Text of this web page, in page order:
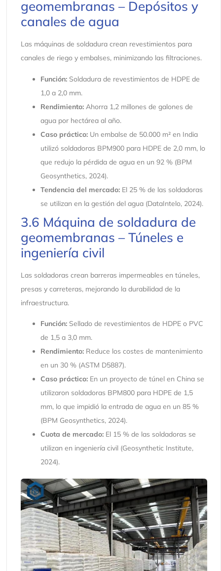
geomembranas – Depósitos y
canales de agua
Las máquinas de soldadura crean revestimientos para
canales de riego y embalses, minimizando las filtraciones.
Función:Soldadura de revestimientos de HDPE de
1,0 a 2,0 mm.
Rendimiento:Ahorra 1,2 millones de galones de
agua por hectárea al año.
Caso práctico:Un embalse de 50.000 m² en India
utilizó soldadoras BPM900 para HDPE de 2,0 mm, lo
que redujo la pérdida de agua en un 92 % (BPM
Geosynthetics, 2024).
Tendencia del mercado:El 25 % de las soldadoras
se utilizan en la gestión del agua (DataIntelo, 2024).
3.6 Máquina de soldadura de
geomembranas – Túneles e
ingeniería civil
Las soldadoras crean barreras impermeables en túneles,
presas y carreteras, mejorando la durabilidad de la
infraestructura.
Función:Sellado de revestimientos de HDPE o PVC
de 1,5 a 3,0 mm.
Rendimiento:Reduce los costes de mantenimiento
en un 30 % (ASTM D5887).
Caso práctico:En un proyecto de túnel en China se
utilizaron soldadoras BPM800 para HDPE de 1,5
mm, lo que impidió la entrada de agua en un 85 %
(BPM Geosynthetics, 2024).
Cuota de mercado:El 15 % de las soldadoras se
utilizan en ingeniería civil (Geosynthetic Institute,
2024).